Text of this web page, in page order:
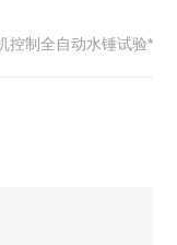
控制全自动水锤试验*